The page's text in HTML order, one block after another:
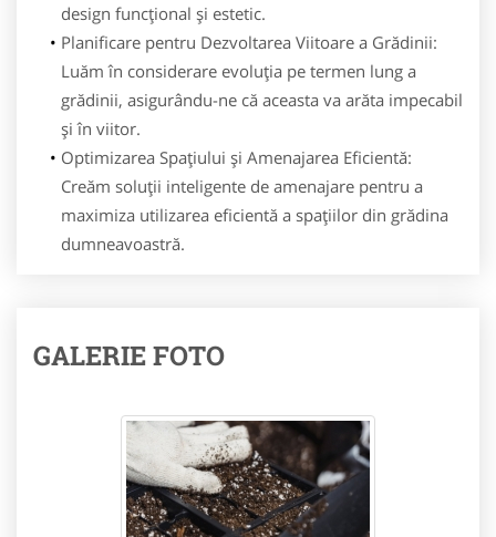
design funcțional și estetic.
Planificare pentru Dezvoltarea Viitoare a Grădinii:
Luăm în considerare evoluția pe termen lung a
grădinii, asigurându-ne că aceasta va arăta impecabil
și în viitor.
Optimizarea Spațiului și Amenajarea Eficientă:
Creăm soluții inteligente de amenajare pentru a
maximiza utilizarea eficientă a spațiilor din grădina
dumneavoastră.
GALERIE FOTO